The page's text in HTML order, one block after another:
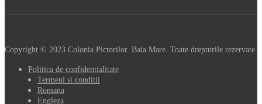
Copyright © 2023 Colonia Pictorilor. Baia Mare. Toate drepturile rezervate.
Politica de confidentialitate
Termeni si conditii
Romana
Engleza